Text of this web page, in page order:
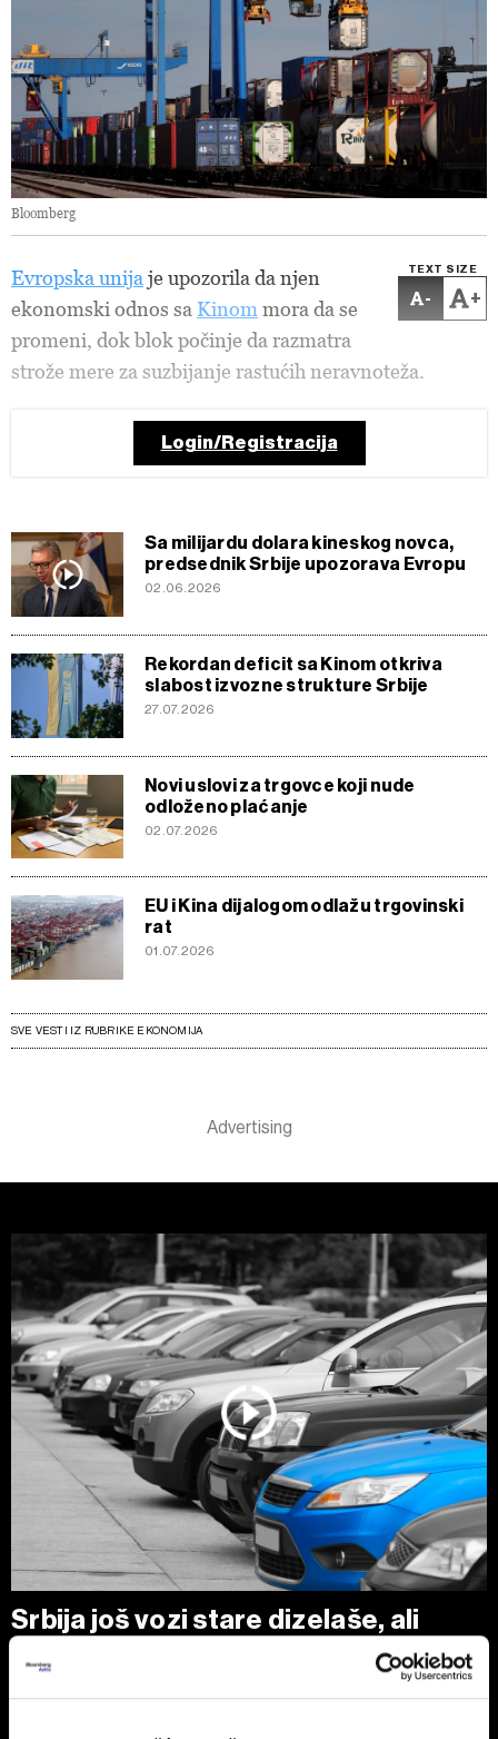
Bloomberg
TEXT SIZE
- +
Evropska unija je upozorila da njen
ekonomski odnos sa Kinom mora da se
promeni, dok blok počinje da razmatra
strože mere za suzbijanje rastućih neravnoteža.
Login/Registracija
Sa milijardu dolara kineskog novca,
predsednik Srbije upozorava Evropu
02.06.2026
Rekordan deficit sa Kinom otkriva
slabost izvozne strukture Srbije
27.07.2026
Novi uslovi za trgovce koji nude
odloženo plaćanje
02.07.2026
EU i Kina dijalogom odlažu trgovinski
rat
01.07.2026
SVE VESTI IZ RUBRIKE EKONOMIJA
Srbija još vozi stare dizelaše, ali
tržište se menja zbog pravila EU
Polovni automobili stari 10 do 15 godina i dalje su
najtraženiji izbor kupaca u Srbiji, uz dominaciju dizelaša.